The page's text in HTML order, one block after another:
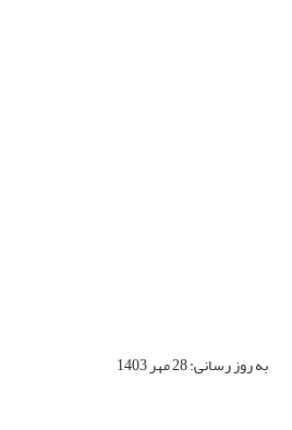
به روز رسانی: 28 مهر 1403